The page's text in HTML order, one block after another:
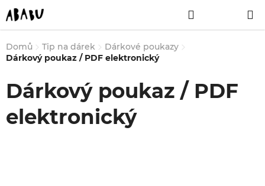
Přejít
na
obsah
NÁKUPNÍ
KOŠÍK
Domů
Tip na dárek
Dárkové poukazy
Dárkový poukaz / PDF elektronický
Dárkový poukaz / PDF
elektronický